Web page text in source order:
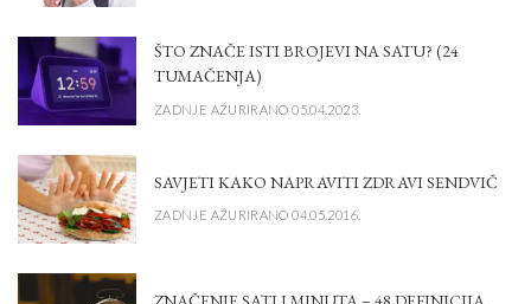
ŠTO ZNAČE ISTI BROJEVI NA SATU? (24
TUMAČENJA)
ZADNJE AŽURIRANO 05.04.2023.
SAVJETI KAKO NAPRAVITI ZDRAVI SENDVIČ
ZADNJE AŽURIRANO 04.05.2016.